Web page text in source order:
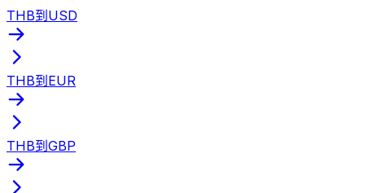
THB到USD
THB到EUR
THB到GBP